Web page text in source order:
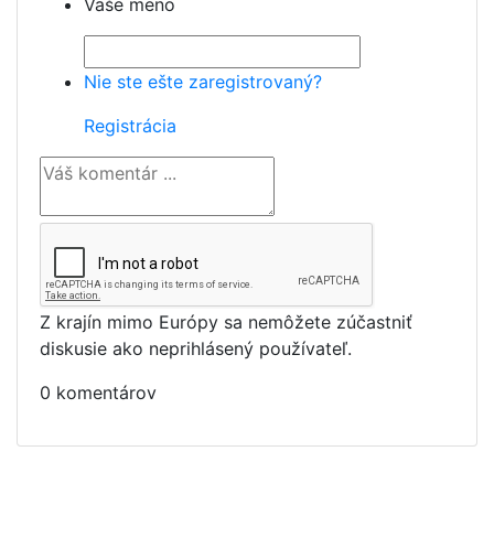
Vaše meno
Nie ste ešte zaregistrovaný?
Registrácia
Z krajín mimo Európy sa nemôžete zúčastniť
diskusie ako neprihlásený používateľ.
0 komentárov